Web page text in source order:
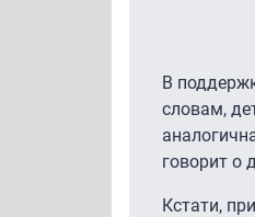
В
словам,
говорит о
Кстати,